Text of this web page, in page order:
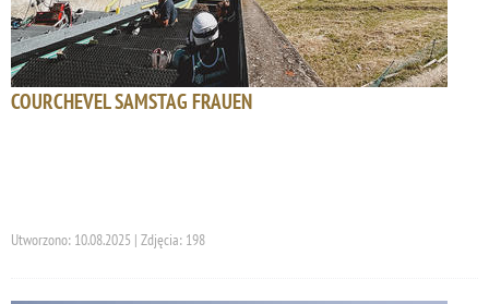
COURCHEVEL SAMSTAG FRAUEN
Utworzono: 10.08.2025 | Zdjęcia: 198